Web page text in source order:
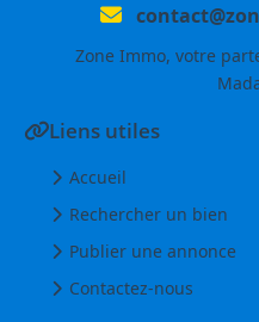
Zone Immo, votre
Liens utiles
Accueil
Rechercher un bien
Publier une annonce
Contactez-nous